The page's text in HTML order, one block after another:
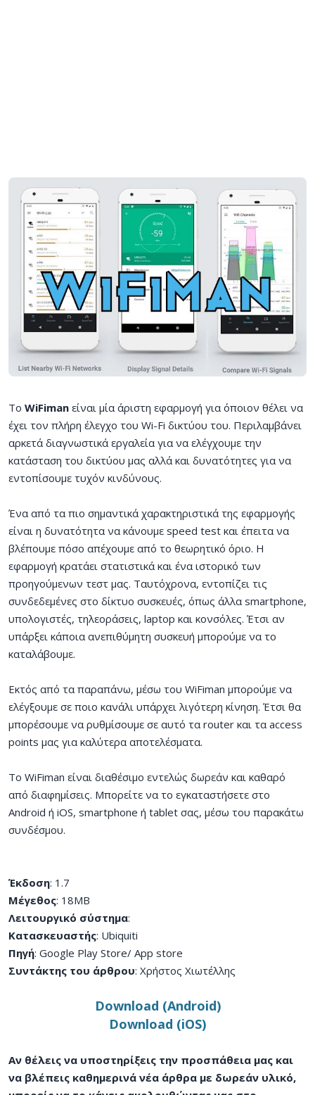
Το WiFiman είναι μία άριστη εφαρμογή για όποιον θέλει να
έχει τον πλήρη έλεγχο του Wi-Fi δικτύου του. Περιλαμβάνει
αρκετά διαγνωστικά εργαλεία για να ελέγχουμε την
κατάσταση του δικτύου μας αλλά και δυνατότητες για να
εντοπίσουμε τυχόν κινδύνους.
Ένα από τα πιο σημαντικά χαρακτηριστικά της εφαρμογής
είναι η δυνατότητα να κάνουμε speed test και έπειτα να
βλέπουμε πόσο απέχουμε από το θεωρητικό όριο. Η
εφαρμογή κρατάει στατιστικά και ένα ιστορικό των
προηγούμενων τεστ μας. Ταυτόχρονα, εντοπίζει τις
συνδεδεμένες στο δίκτυο συσκευές, όπως άλλα smartphone,
υπολογιστές, τηλεοράσεις, laptop και κονσόλες. Έτσι αν
υπάρξει κάποια ανεπιθύμητη συσκευή μπορούμε να το
καταλάβουμε.
Εκτός από τα παραπάνω, μέσω του WiFiman μπορούμε να
ελέγξουμε σε ποιο κανάλι υπάρχει λιγότερη κίνηση. Έτσι θα
μπορέσουμε να ρυθμίσουμε σε αυτό τα router και τα access
points μας για καλύτερα αποτελέσματα.
Το WiFiman είναι διαθέσιμο εντελώς δωρεάν και καθαρό
από διαφημίσεις. Μπορείτε να το εγκαταστήσετε στο
Android ή iOS, smartphone ή tablet σας, μέσω του παρακάτω
συνδέσμου.
Έκδοση: 1.7
Μέγεθος: 18MB
Λειτουργικό σύστημα:
Κατασκευαστής: Ubiquiti
Πηγή: Google Play Store/ App store
Συντάκτης του άρθρου: Χρήστος Χιωτέλλης
Download (Android)
Download (iOS)
Αν θέλεις να υποστηρίξεις την προσπάθεια μας και
να βλέπεις καθημερινά νέα άρθρα με δωρεάν υλικό,